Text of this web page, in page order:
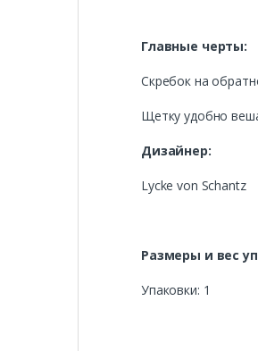
Главные черты:
Скребок на
Щетку удобно
Дизайнер:
Lycke von Schantz
Размеры и вес
Упаковки: 1